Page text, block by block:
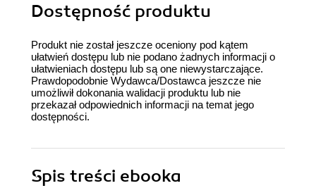
Dostępność produktu
Produkt nie został jeszcze oceniony pod kątem
ułatwień dostępu lub nie podano żadnych informacji o
ułatwieniach dostępu lub są one niewystarczające.
Prawdopodobnie Wydawca/Dostawca jeszcze nie
umożliwił dokonania walidacji produktu lub nie
przekazał odpowiednich informacji na temat jego
dostępności.
Spis treści ebooka